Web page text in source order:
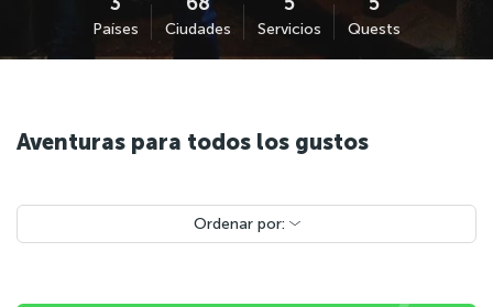
Países Ciudades Servicios Quests
Aventuras para todos los gustos
Ordenar por: